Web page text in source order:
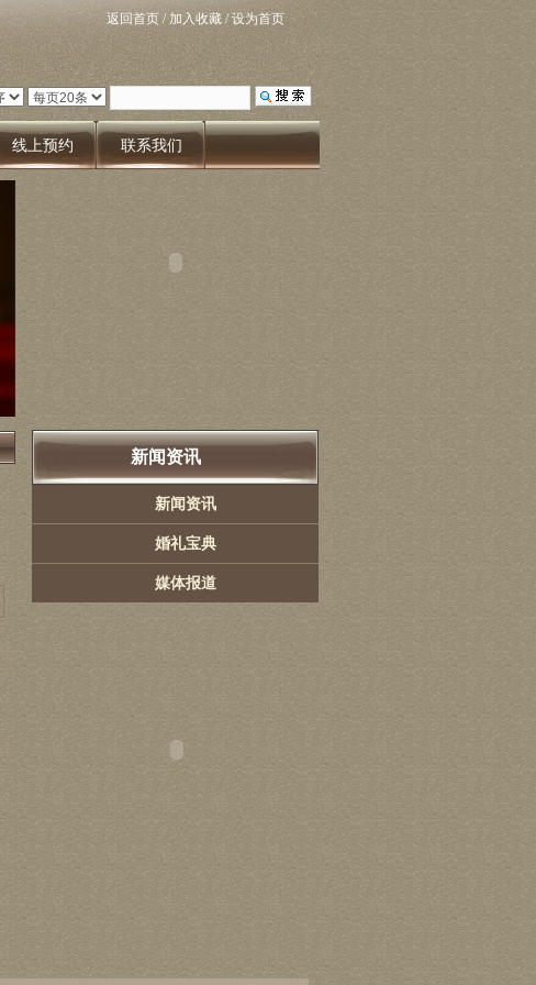
返回首页 /加入收藏/设为首页
线上预约 联系我们
新闻资讯
新闻资讯
婚礼宝典
媒体报道